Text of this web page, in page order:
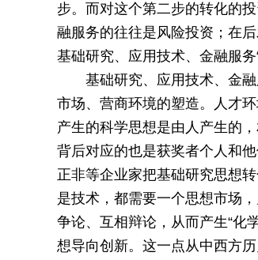
步。而对这个第二步的转化的
融服务的往往是风险投资；在
基础研究、应用技术、金融服务
基础研究、应用技术、金
市场、营商环境的塑造。人才
产生的科学思想是由人产生的
背后对应的也是获奖者个人和
正非等企业家把基础研究思想
是技术，都需要一个思想市场
争论、互相辩论，从而产生“化
想导向创新。这一点从中西方